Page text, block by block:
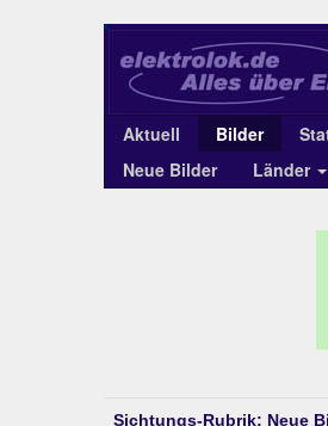
Aktuell Bilder
Neue Bilder
Länder
Sichtungs-Rubrik: Neue